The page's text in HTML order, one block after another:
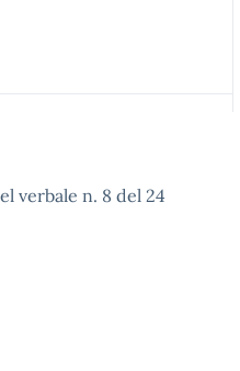
verbale n. 8 del 24